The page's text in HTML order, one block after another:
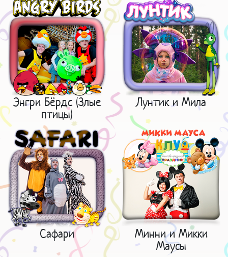
Энгри Бёрдс (Злые
птицы)
Лунтик и Мила
Сафари
Минни и Микки
Маусы